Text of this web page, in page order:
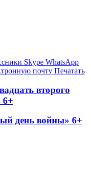
Skype WhatsApp
почту Печатать
второго
6+
день войны» 6+